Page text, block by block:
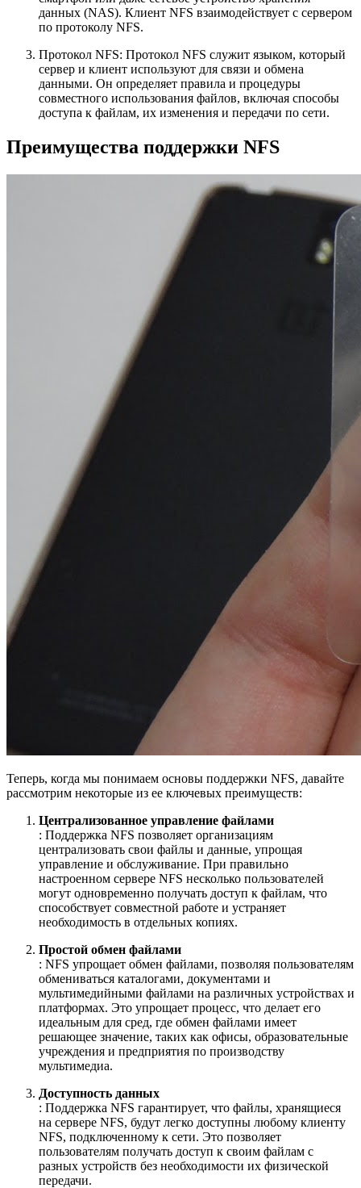
данных (NAS). Клиент NFS взаимодействует с сервером
по протоколу NFS.
Протокол NFS: Протокол NFS служит языком, который
сервер и клиент используют для связи и обмена
данными. Он определяет правила и процедуры
совместного использования файлов, включая способы
доступа к файлам, их изменения и передачи по сети.
Преимущества поддержки NFS
Теперь, когда мы понимаем основы поддержки NFS, давайте
рассмотрим некоторые из ее ключевых преимуществ:
Централизованное управление файлами
: Поддержка NFS позволяет организациям
централизовать свои файлы и данные, упрощая
управление и обслуживание. При правильно
настроенном сервере NFS несколько пользователей
могут одновременно получать доступ к файлам, что
способствует совместной работе и устраняет
необходимость в отдельных копиях.
Простой обмен файлами
: NFS упрощает обмен файлами, позволяя пользователям
обмениваться каталогами, документами и
мультимедийными файлами на различных устройствах и
платформах. Это упрощает процесс, что делает его
идеальным для сред, где обмен файлами имеет
решающее значение, таких как офисы, образовательные
учреждения и предприятия по производству
мультимедиа.
Доступность данных
: Поддержка NFS гарантирует, что файлы, хранящиеся
на сервере NFS, будут легко доступны любому клиенту
NFS, подключенному к сети. Это позволяет
пользователям получать доступ к своим файлам с
разных устройств без необходимости их физической
передачи.